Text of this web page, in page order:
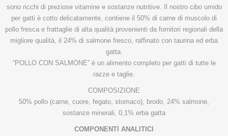
sono ricchi di preziose vitamine e sostanze nutritive. Il nostro cibo umido
per gatti è cotto delicatamente, contiene il 50% di carne di muscolo di
pollo fresca e frattaglie di alta qualità provenienti da fornitori regionali della
migliore qualità, il 24% di salmone fresco, raffinato con taurina ed erba
gatta.
“POLLO CON SALMONE” è un alimento completo per gatti di tutte le
razze e taglie.
COMPOSIZIONE
50% pollo (carne, cuore, fegato, stomaco), brodo, 24% salmone,
sostanze minerali, 0,1% erba gatta
COMPONENTI ANALITICI